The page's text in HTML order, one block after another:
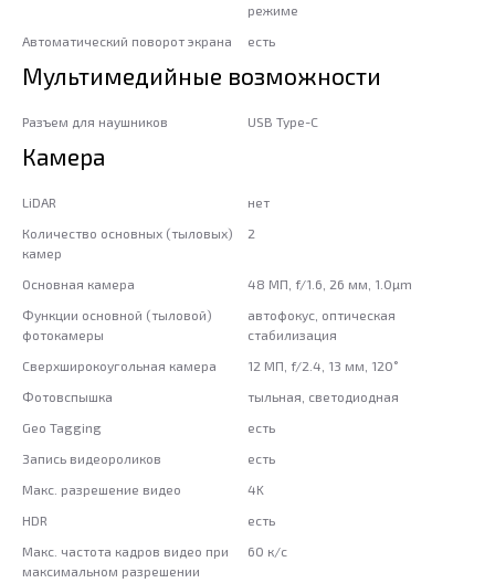
режиме
Автоматический поворот экрана
есть
Мультимедийные возможности
Разъем для наушников USB Type-C
Камера
LiDAR
нет
Количество основных (тыловых)
камер
2
Основная камера
48 МП, f/1.6, 26 мм, 1.0µm
Функции основной (тыловой)
фотокамеры
автофокус, оптическая
стабилизация
Сверхширокоугольная камера
12 МП, f/2.4, 13 мм, 120˚
Фотовспышка
тыльная, светодиодная
Geo Tagging
есть
Запись видеороликов
есть
Макс. разрешение видео
4K
HDR
есть
Макс. частота кадров видео при
максимальном разрешении
60 к/c